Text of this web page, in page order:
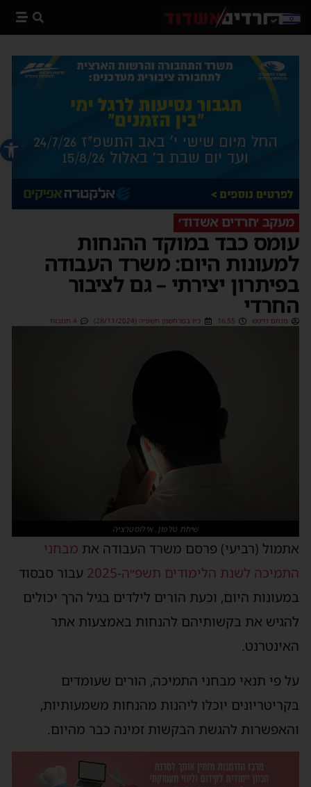
פתח
מעקב ׳חרדים אשדוד׳
עומס כבד במוקד ההנחות
למעונות היום: משרד העבודה
בפיתרון יצירתי – גם לציבור
החרדי
מנחם דויטש 16:55 כ״ז במרחשוון תשפ״ה (28/11/2024) 4 תגובות
שיחת טלפון. אילוסטרציה
אתמול (רביעי) פרסם משרד העבודה את מבחני
התמיכה לשנת הלימודים תשפ״ה-2025
עבור סבסוד
במעונות היום, וכעת הורים לילדים בגיל הרך יכולים
להגיש את בקשותיהם להנחות באמצעות אתר
האינטרנט.
על פי תנאי מבחני התמיכה, הורים שעומדים
בקריטריונים יוכלו ליהנות מהנחות משמעותיות,
והאפשרות להגשת הבקשות זמינה כבר מהיום.